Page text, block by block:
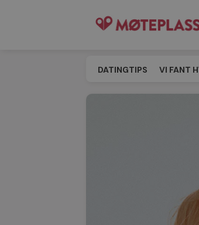
DATINGTIPS VI FANT
SINGELEVENT